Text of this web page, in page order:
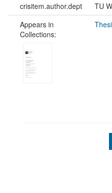
crisitem.author.dept
TU
Appears in
Collections: